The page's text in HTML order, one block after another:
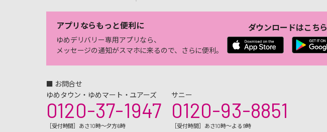
アプリならもっと便利に
ゆめデリバリー専用アプリなら、
メッセージの通知がスマホに来るので、さらに便利。
ダウンロードはこちら
■ お問合せ
ゆめタウン・ゆめマート・ユアーズ
0120-37-1947
［受付時間］あさ10時～夕方6時
サニー
0120-93-8851
［受付時間］あさ10時～よる9時